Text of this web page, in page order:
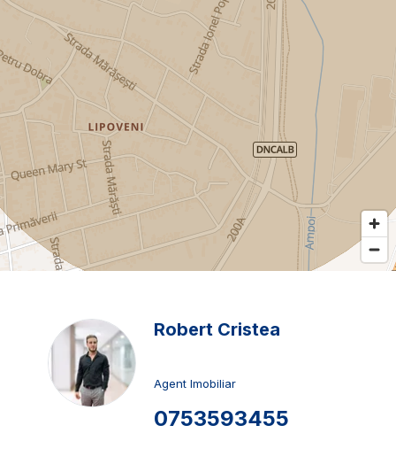
Robert Cristea
Agent Imobiliar
0753593455